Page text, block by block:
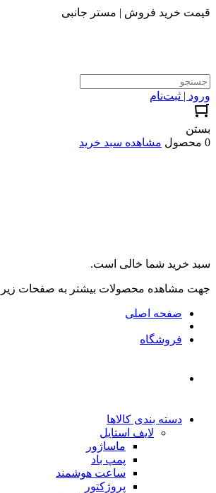
قیمت خرید فروش | مستر جانبی
ورود | ثبت‌نام
بستن
0 محصول
مشاهده سبد خرید
سبد خرید شما خالی است.
جهت مشاهده محصولات بیشتر به صفحات زیر
صفحه اصلی
فروشگاه
دسته بندی کالاها
لایف استایل
ماساژور
پمپ باد
ساعت هوشمند
پروژکتور